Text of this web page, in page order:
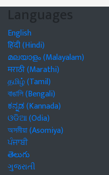
Languages
English
हिंदी (Hindi)
മലയാളം (Malayalam)
मराठी (Marathi)
தமிழ் (Tamil)
বাঙালি (Bengali)
ಕನ್ನಡ (Kannada)
ଓଡିଆ (Odia)
অসমীয়া (Asomiya)
ਪੰਜਾਬੀ
తెలుగు
ગુજરાતી